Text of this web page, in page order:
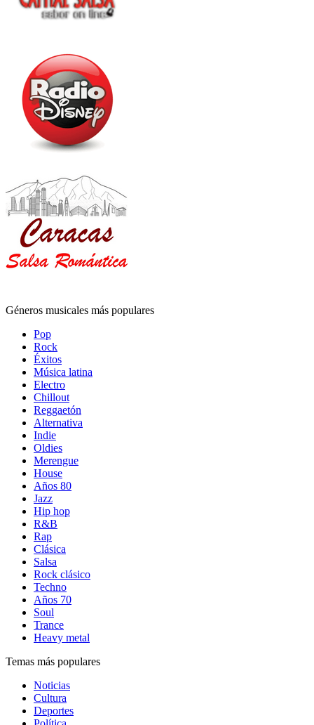
Géneros musicales más populares
Pop
Rock
Éxitos
Música latina
Electro
Chillout
Reggaetón
Alternativa
Indie
Oldies
Merengue
House
Años 80
Jazz
Hip hop
R&B
Rap
Clásica
Salsa
Rock clásico
Techno
Años 70
Soul
Trance
Heavy metal
Temas más populares
Noticias
Cultura
Deportes